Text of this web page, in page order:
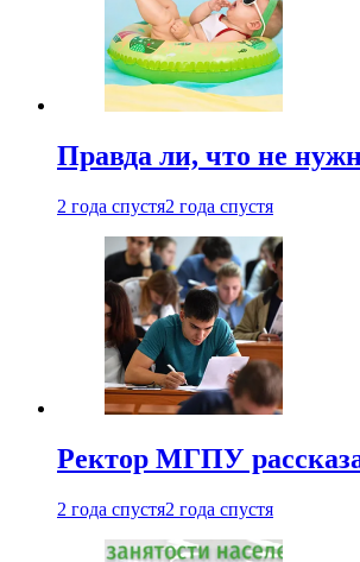
Правда ли, что не
2 года спустя2 года спустя
Ректор МГПУ
2 года спустя2 года спустя